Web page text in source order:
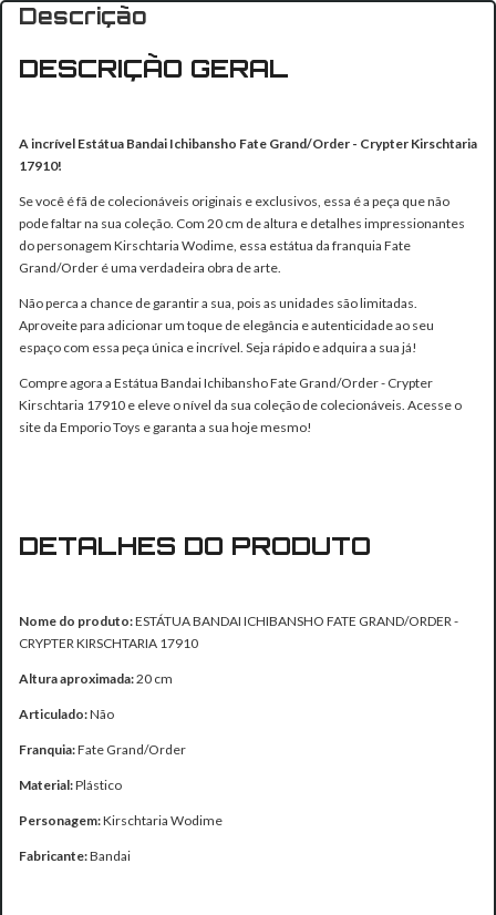
Descrição
DESCRIÇÃO GERAL
A incrível Estátua Bandai Ichibansho Fate Grand/Order - Crypter Kirschtaria
17910!
Se você é fã de colecionáveis originais e exclusivos, essa é a peça que não
pode faltar na sua coleção. Com 20 cm de altura e detalhes impressionantes
do personagem Kirschtaria Wodime, essa estátua da franquia Fate
Grand/Order é uma verdadeira obra de arte.
Não perca a chance de garantir a sua, pois as unidades são limitadas.
Aproveite para adicionar um toque de elegância e autenticidade ao seu
espaço com essa peça única e incrível. Seja rápido e adquira a sua já!
Compre agora a Estátua Bandai Ichibansho Fate Grand/Order - Crypter
Kirschtaria 17910 e eleve o nível da sua coleção de colecionáveis. Acesse o
site da Emporio Toys e garanta a sua hoje mesmo!
DETALHES DO PRODUTO
Nome do produto:ESTÁTUA BANDAI ICHIBANSHO FATE GRAND/ORDER -
CRYPTER KIRSCHTARIA 17910
Altura aproximada:20 cm
Articulado:Não
Franquia:Fate Grand/Order
Material:Plástico
Personagem:Kirschtaria Wodime
Fabricante:Bandai